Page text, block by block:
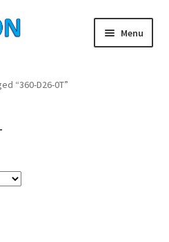
Menu
“360-D26-0T”